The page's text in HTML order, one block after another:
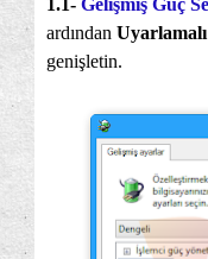
1.1- Gelişmiş Güç
ardından
genişletin.